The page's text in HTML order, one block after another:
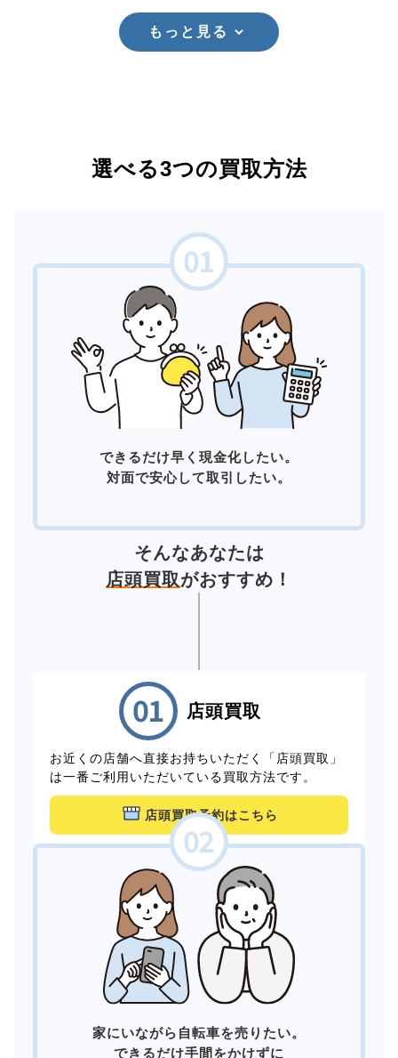
もっと見る
選べる3つの買取方法
できるだけ早く現金化したい。
対面で安心して取引したい。
そんなあなたは
店頭買取がおすすめ！
店頭買取
お近くの店舗へ直接お持ちいただく「店頭買取」
は一番ご利用いただいている買取方法です。
店頭買取予約はこちら
家にいながら自転車を売りたい。
できるだけ手間をかけずに